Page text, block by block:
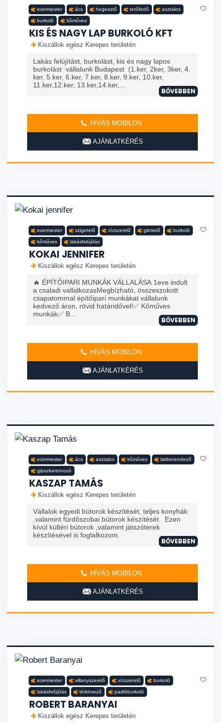
ezermester ács hegesztő tetőfedő asztalos
burkoló kőműves
KIS ÉS NAGY LAP BURKOLÓ KFT
Kiszállok egész Kerepes területén
Lakás felújítást, burkolást, kis és nagy lapos
burkolást vállalunk Budapest (1.ker, 2ker, 3ker, 4.
ker, 5.ker, 6.ker, 7.ker, 8.ker, 9.ker, 10.ker,
11.ker,12.ker, 13.ker,14.ker,...
BŐVEBBEN
HÍVÁS MOBILON
AJÁNLATKÉRÉS
ezermester szigetelő vízszerelő glettelő burkoló
kőműves lakásfelújítás
KOKAI JENNIFER
Kiszállok egész Kerepes területén
🔥 ÉPÍTŐIPARI MUNKÁK VÁLLALÁSA 1eve indult
a csaladi vallalkozasMegbízható, összeszokott
csapatommal építőipari munkákat vállalunk
kedvező áron, rövid határidővel!✅ Kőműves
munkák✅ B...
BŐVEBBEN
HÍVÁS MOBILON
AJÁNLATKÉRÉS
ezermester ács asztalos kőműves lakberendező
gipszkartonozó
KASZAP TAMÁS
Kiszállok egész Kerepes területén
Vállalok egyedi bútorok készítését, teljes konyhák
,valamint fürdőszobai bútorok készítését. Ezen
kívül kültéri bútorok ,valamint játszóterek
készítésével is foglalkozom.
BŐVEBBEN
HÍVÁS MOBILON
AJÁNLATKÉRÉS
ezermester villanyszerelő vízszerelő burkoló
lakásfelújítás térkövező padlóburkoló
ROBERT BARANYAI
Kiszállok egész Kerepes területén